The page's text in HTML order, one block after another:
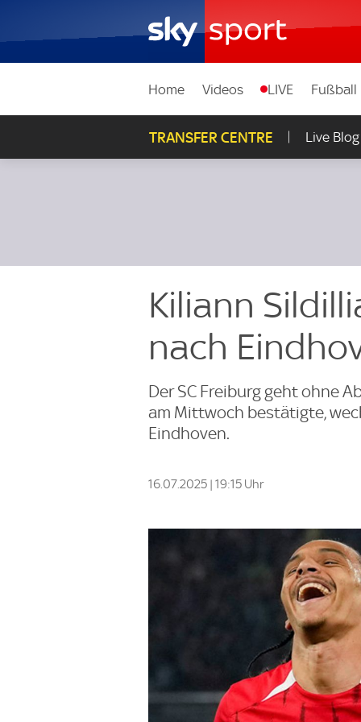
Home Videos LIVE Fußball
TRANSFER CENTRE Live Blog
Kiliann
nach
Der SC Freiburg geht ohne
am Mittwoch bestätigte,
Eindhoven.
16.07.2025 | 19:15 Uhr